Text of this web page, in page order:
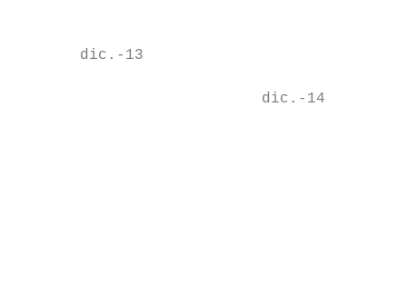
       dic.-13
                           dic.-14